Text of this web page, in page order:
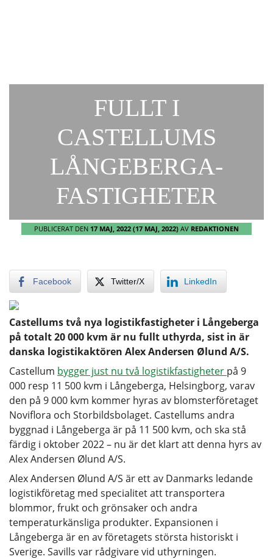
FULLT I
CASTELLUMS
LÅNGEBERGA-
FASTIGHETER
PUBLICERAT DEN 17 MAJ, 2022 (17 MAJ, 2022) AV REDAKTIONEN
Facebook Twitter/X LinkedIn
Castellums två nya logistikfastigheter i Långeberga
på totalt 20 000 kvm är nu fullt uthyrda, sist in är
danska logistikaktören Alex Andersen Ølund A/S.
Castellum bygger just nu två logistikfastigheter på 9
000 resp 11 500 kvm i Långeberga, Helsingborg, varav
den på 9 000 kvm kommer hyras av blomsterföretaget
Noviflora och Storbildsbolaget. Castellums andra
byggnad i Långeberga är på 11 500 kvm, och ska stå
färdig i oktober 2022 – nu är det klart att denna hyrs av
Alex Andersen Ølund A/S.
Alex Andersen Ølund A/S är ett av Danmarks ledande
logistikföretag med specialitet att transportera
blommor, frukt och grönsaker och andra
temperaturkänsliga produkter. Expansionen i
Långeberga är en av företagets största historiskt i
Sverige. Savills var rådgivare vid uthyrningen.